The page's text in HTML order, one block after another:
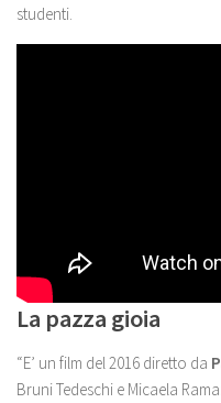
studenti.
La pazza gioia
“E’ un film del 2016 diretto da
Bruni Tedeschi e Micaela